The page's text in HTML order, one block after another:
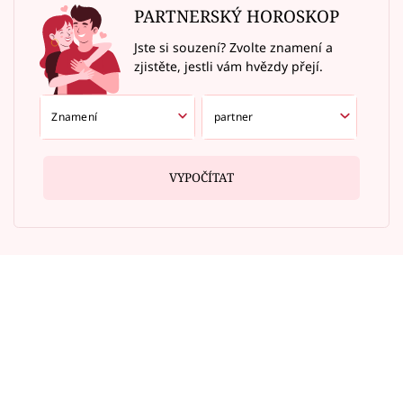
PARTNERSKÝ HOROSKOP
Jste si souzení? Zvolte znamení a
zjistěte, jestli vám hvězdy přejí.
VYPOČÍTAT